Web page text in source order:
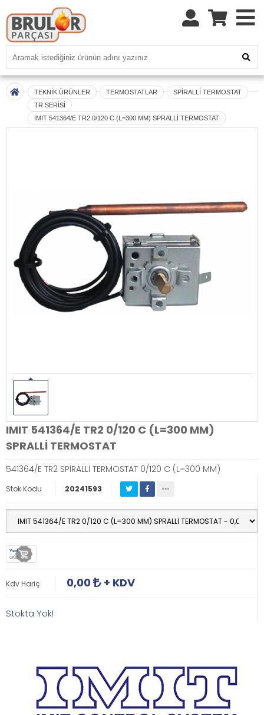
TEKNİK ÜRÜNLER TERMOSTATLAR
SPİRALLİ TERMOSTAT
TR SERİSİ
IMIT 541364/E TR2 0/120 C (L=300 MM) SPRALLİ TERMOSTAT
IMIT 541364/E TR2 0/120 C (L=300 MM)
SPRALLİ TERMOSTAT
541364/E TR2 SPİRALLİ TERMOSTAT 0/120 C (L=300 MM)
Stok Kodu 20241593
Yeni
Ürün
Kdv Hariç 0,00 + KDV
Stokta Yok!